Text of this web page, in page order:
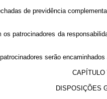
de previdência
patrocinadores da
serão encaminhados
CAPÍTULO
DISPOSIÇÕES